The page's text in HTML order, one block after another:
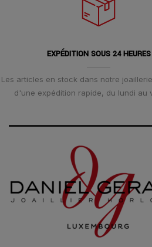
EXPÉDITION SOUS 24 HEURES
Les articles en stock dans notre
d'une expédition rapide, du lundi au